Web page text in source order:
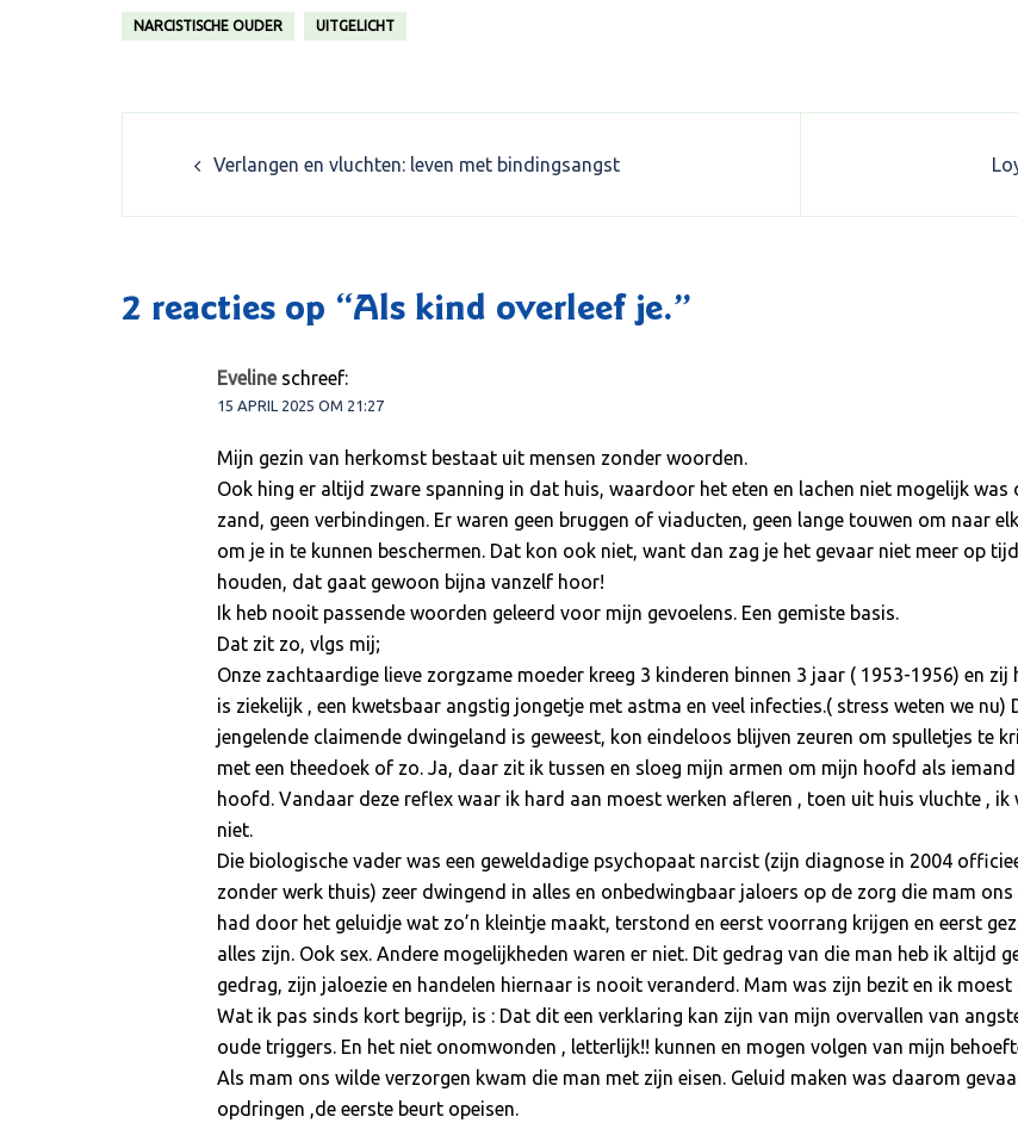
NARCISTISCHE OUDER UITGELICHT
navigation
Verlangen en vluchten: leven met bindingsangst
2 reacties op “Als kind overleef je.”
Eveline schreef:
15 APRIL 2025 OM 21:27
Mijn gezin van herkomst bestaat uit mensen zonder woorden.
Ook hing er altijd zware spanning in dat huis, waardoor het eten en lachen niet mogelijk
zand, geen verbindingen. Er waren geen bruggen of viaducten, geen lange touwen om naar
om je in te kunnen beschermen. Dat kon ook niet, want dan zag je het gevaar niet meer op
houden, dat gaat gewoon bijna vanzelf hoor!
Ik heb nooit passende woorden geleerd voor mijn gevoelens. Een gemiste basis.
Dat zit zo, vlgs mij;
Onze zachtaardige lieve zorgzame moeder kreeg 3 kinderen binnen 3 jaar ( 1953-1956) en
is ziekelijk , een kwetsbaar angstig jongetje met astma en veel infecties.( stress weten we
jengelende claimende dwingeland is geweest, kon eindeloos blijven zeuren om spulletjes te
met een theedoek of zo. Ja, daar zit ik tussen en sloeg mijn armen om mijn hoofd als
hoofd. Vandaar deze reflex waar ik hard aan moest werken afleren , toen uit huis vluchte ,
niet.
Die biologische vader was een geweldadige psychopaat narcist (zijn diagnose in 2004
zonder werk thuis) zeer dwingend in alles en onbedwingbaar jaloers op de zorg die mam
had door het geluidje wat zo’n kleintje maakt, terstond en eerst voorrang krijgen en eerst
alles zijn. Ook sex. Andere mogelijkheden waren er niet. Dit gedrag van die man heb ik altijd
gedrag, zijn jaloezie en handelen hiernaar is nooit veranderd. Mam was zijn bezit en ik
Wat ik pas sinds kort begrijp, is : Dat dit een verklaring kan zijn van mijn overvallen van
oude triggers. En het niet onomwonden , letterlijk!! kunnen en mogen volgen van mijn
Als mam ons wilde verzorgen kwam die man met zijn eisen. Geluid maken was daarom
opdringen ,de eerste beurt opeisen.